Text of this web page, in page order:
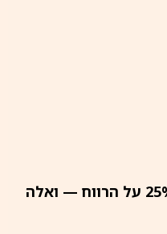
מוכרים דירה? מס שבח של 25% על הרווח — ואלה